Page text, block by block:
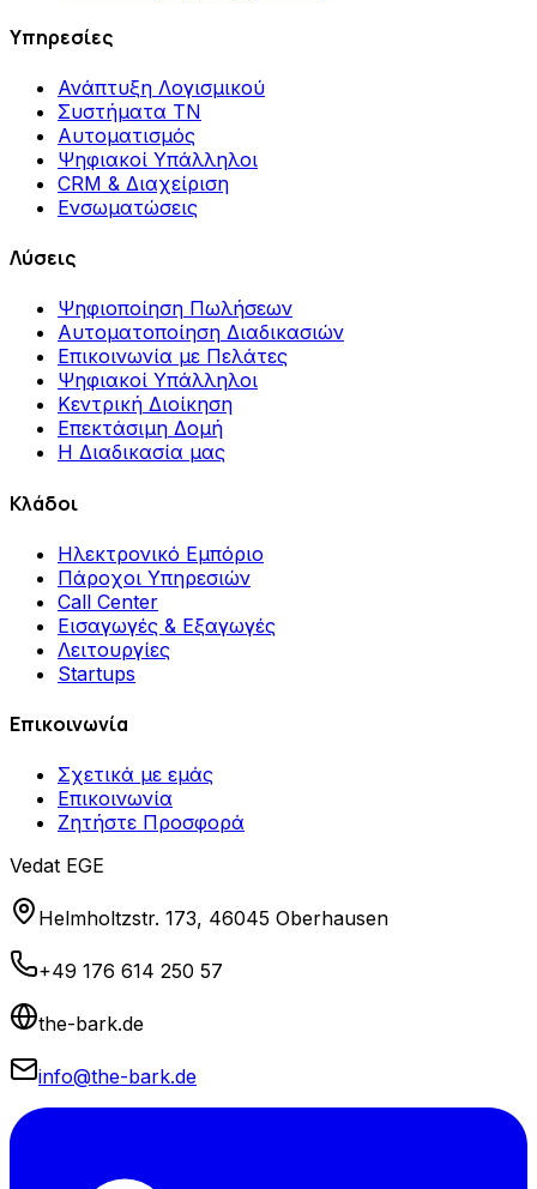
Υπηρεσίες
Ανάπτυξη Λογισμικού
Συστήματα ΤΝ
Αυτοματισμός
Ψηφιακοί Υπάλληλοι
CRM & Διαχείριση
Ενσωματώσεις
Λύσεις
Ψηφιοποίηση Πωλήσεων
Αυτοματοποίηση Διαδικασιών
Επικοινωνία με Πελάτες
Ψηφιακοί Υπάλληλοι
Κεντρική Διοίκηση
Επεκτάσιμη Δομή
Η Διαδικασία μας
Κλάδοι
Ηλεκτρονικό Εμπόριο
Πάροχοι Υπηρεσιών
Call Center
Εισαγωγές & Εξαγωγές
Λειτουργίες
Startups
Επικοινωνία
Σχετικά με εμάς
Επικοινωνία
Ζητήστε Προσφορά
Vedat EGE
Helmholtzstr. 173, 46045 Oberhausen
+49 176 614 250 57
the-bark.de
info@the-bark.de